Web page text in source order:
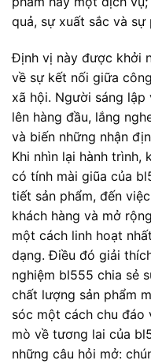
quả, sự xuất sắc và
Định vị này được khởi
về sự kết nối giữa
xã hội. Người sáng
lên hàng đầu, lắng
và biến những nhận
Khi nhìn lại hành trình,
có tính mài giũa của
tiết sản phẩm, đến
khách hàng và mở
một cách linh hoạt
dạng. Điều đó giải
nghiệm bl555 chia sẻ
chất lượng sản phẩm
sóc một cách chu đáo
mò về tương lai của
những câu hỏi mở: